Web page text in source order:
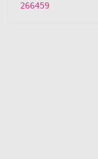
266459